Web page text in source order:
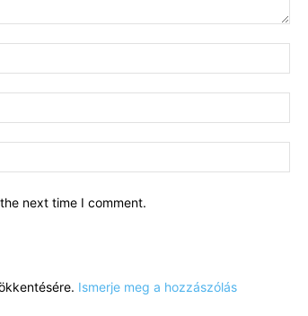
next time I comment.
Ismerje meg a hozzászólás